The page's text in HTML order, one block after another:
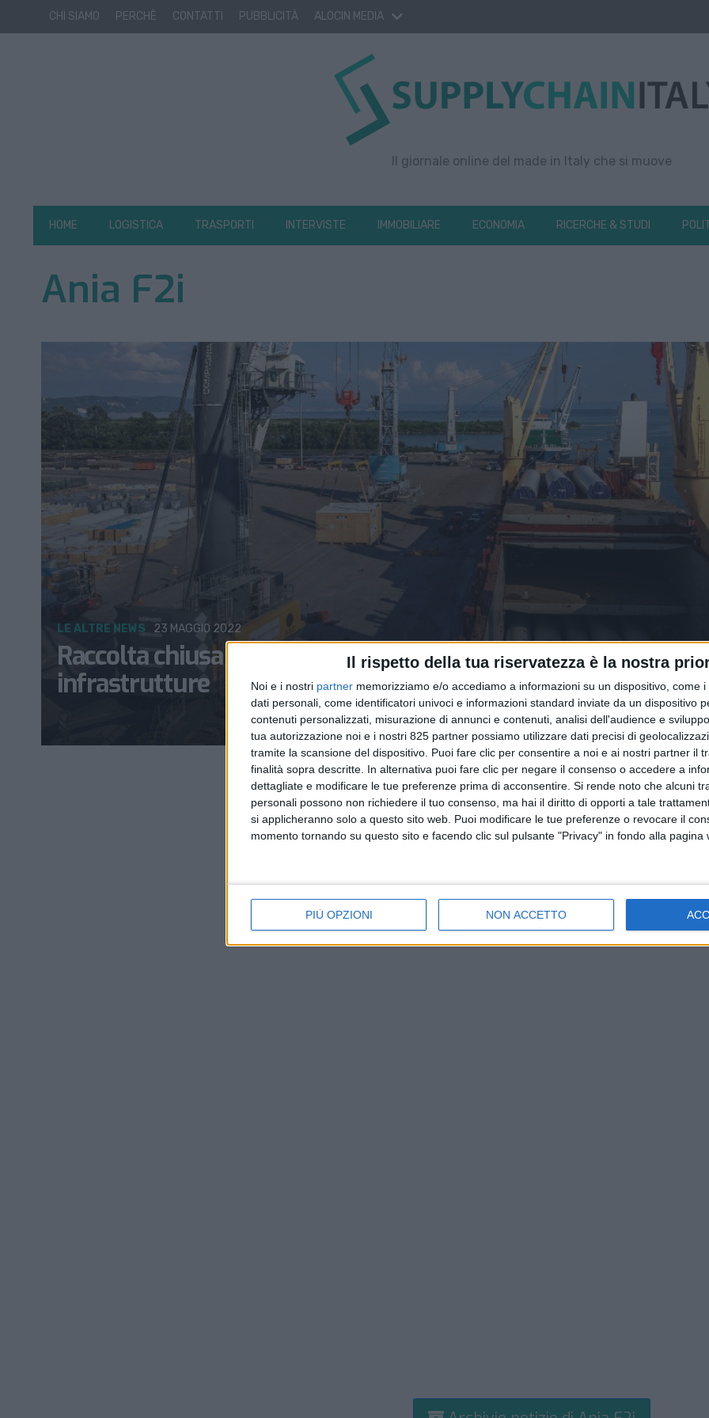
Il rispetto della tua riservatezza è la nostra
Noi e i nostri partner memorizziamo e/o accediamo a informazioni su un dispositivo, come
dati personali, come identificatori univoci e informazioni standard inviate da un dispositivo
contenuti personalizzati, misurazione di annunci e contenuti, analisi dell'audience e
tua autorizzazione noi e i nostri 825 partner possiamo utilizzare dati precisi di
tramite la scansione del dispositivo. Puoi fare clic per consentire a noi e ai nostri partner il
finalità sopra descritte. In alternativa puoi fare clic per negare il consenso o accedere a
dettagliate e modificare le tue preferenze prima di acconsentire. Si rende noto che alcuni
personali possono non richiedere il tuo consenso, ma hai il diritto di opporti a tale
si applicheranno solo a questo sito web. Puoi modificare le tue preferenze o revocare il
momento tornando su questo sito e facendo clic sul pulsante "Privacy" in fondo alla pagina
PIÙ OPZIONI NON ACCETTO
CHI SIAMO PERCHÈ CONTATTI PUBBLICITÀ ALOCIN MEDIA
Il giornale online del made in Italy che si muove
HOME LOGISTICA TRASPORTI INTERVISTE IMMOBILIARE ECONOMIA RICERCHE & STUDI
Ania F2i
Raccolta chiusa a 516 Mln per il fondo Ania F2i per le
infrastrutture
LE ALTRE NEWS 23 MAGGIO 2022